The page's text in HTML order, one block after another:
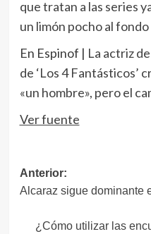
que tratan a las series
un limón pocho al
En Espinof | La actriz
de ‘Los 4 Fantásticos’
«un hombre», pero el
Ver fuente
Navegación
de
entradas
Anterior:
Alcaraz sigue dominante
¿Cómo utilizar las